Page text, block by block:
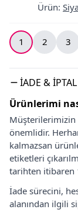
Ürün:
1 2 3
İADE & İPTAL
Ürünlerimi
önemlidir.
kalmazsan
etiketleri
tarihten itibaren
İade sürecini,
alanından ilgili